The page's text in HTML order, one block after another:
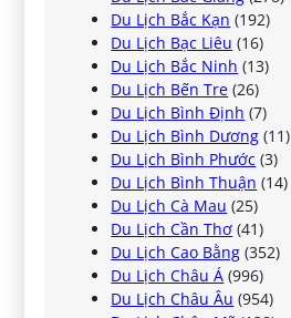
Du Lịch Bắc Kạn (192)
Du Lịch Bạc Liêu (16)
Du Lịch Bắc Ninh (13)
Du Lịch Bến Tre (26)
Du Lịch Bình Định (7)
Du Lịch Bình Dương (11)
Du Lịch Bình Phước (3)
Du Lịch Bình Thuận (14)
Du Lịch Cà Mau (25)
Du Lịch Cần Thơ (41)
Du Lịch Cao Bằng (352)
Du Lịch Châu Á (996)
Du Lịch Châu Âu (954)